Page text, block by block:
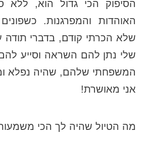
הסיפוק הכי גדול הוא, ללא
האוהדות והמפרגנות.
שלא הכרתי קודם, בדברי תודה
שלי נתן להם השראה וסייע להם
המשפחתי שלהם, שהיה נפלא
אני מאושרת!
מה הטיול שהיה לך הכי